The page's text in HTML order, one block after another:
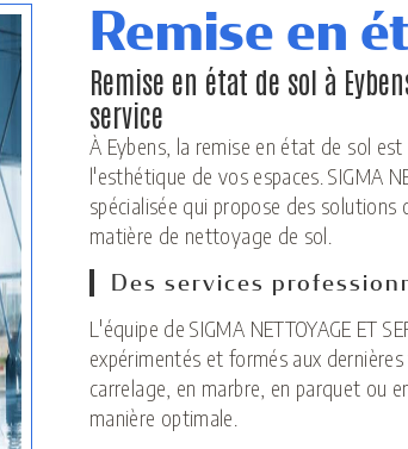
Remise en
Remise en état de sol à Eybens :
service
À Eybens, la remise en état de sol
l'esthétique de vos espaces. SIGMA
spécialisée qui propose des
matière de nettoyage de sol.
Des services
L'équipe de SIGMA NETTOYAGE ET
expérimentés et formés aux
carrelage, en marbre, en parquet ou
manière optimale.